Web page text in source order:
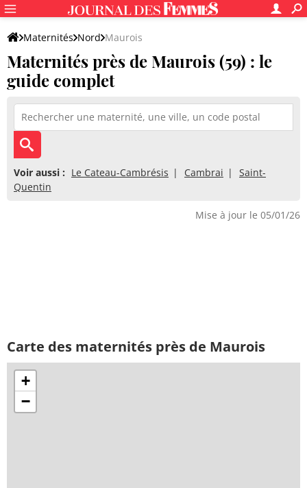
Maternités Nord Maurois
Maternités près de Maurois (59) : le
guide complet
Voir aussi : Le Cateau-Cambrésis Cambrai
Saint-
Quentin
Mise à jour le 05/01/26
Carte des maternités près de Maurois
+
−